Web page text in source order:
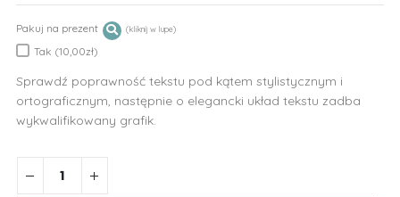
Pakuj na prezent
Tak (10,00zł)
Sprawdź poprawność tekstu pod kątem stylistycznym i
ortograficznym, następnie o elegancki układ tekstu zadba
wykwalifikowany grafik.